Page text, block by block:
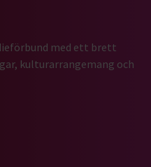
med ett brett
kulturarrangemang och